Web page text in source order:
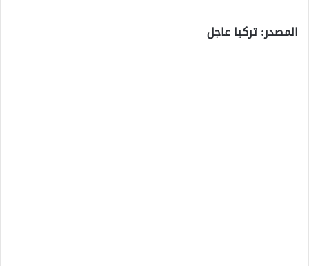
المصدر: تركيا عاجل